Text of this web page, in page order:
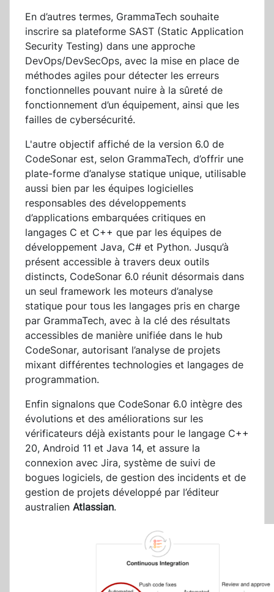
En d’autres termes, GrammaTech souhaite
inscrire sa plateforme SAST (Static Application
Security Testing) dans une approche
DevOps/DevSecOps, avec la mise en place de
méthodes agiles pour détecter les erreurs
fonctionnelles pouvant nuire à la sûreté de
fonctionnement d’un équipement, ainsi que les
failles de cybersécurité.
L'autre objectif affiché de la version 6.0 de
CodeSonar est, selon GrammaTech, d’offrir une
plate-forme d’analyse statique unique, utilisable
aussi bien par les équipes logicielles
responsables des développements
d’applications embarquées critiques en
langages C et C++ que par les équipes de
développement Java, C# et Python. Jusqu’à
présent accessible à travers deux outils
distincts, CodeSonar 6.0 réunit désormais dans
un seul framework les moteurs d’analyse
statique pour tous les langages pris en charge
par GrammaTech, avec à la clé des résultats
accessibles de manière unifiée dans le hub
CodeSonar, autorisant l’analyse de projets
mixant différentes technologies et langages de
programmation.
Enfin signalons que CodeSonar 6.0 intègre des
évolutions et des améliorations sur les
vérificateurs déjà existants pour le langage C++
20, Android 11 et Java 14, et assure la
connexion avec Jira, système de suivi de
bogues logiciels, de gestion des incidents et de
gestion de projets développé par l’éditeur
australien Atlassian.